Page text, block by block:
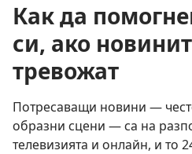
Как да
си, ако
тревожат
Потресаващи новини —
образни сцени — са на
телевизията и онлайн, и то